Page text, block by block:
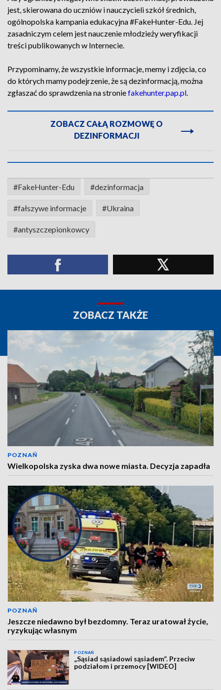
jest, skierowana do uczniów i nauczycieli szkół średnich,
ogólnopolska kampania edukacyjna #FakeHunter-Edu. Jej
zasadniczym celem jest nauczenie młodzieży weryfikacji
treści publikowanych w Internecie.
Przypominamy, że wszystkie informacje, memy i zdjęcia, co
do których mamy podejrzenie, że są dezinformacją, można
zgłaszać do sprawdzenia na stroniefakehunter.pap.pl.
ZOBACZ CAŁĄ ROZMOWĘ O
DEZINFORMACJI
#FakeHunter-Edu #dezinformacja
#fałszywe informacje #Ukraina
#antyszczepionkowcy
ZOBACZ TAKŻE
POZNAŃ
Wielkopolska zyska dwa nowe miasta. Decyzja zapadła
POZNAŃ
Jeszcze niedawno był bezdomny. Teraz uratował życie,
ryzykując własnym
POZNAŃ
„Sąsiad sąsiadowi sąsiadem”. Przeciw
podziałom i przemocy [WIDEO]